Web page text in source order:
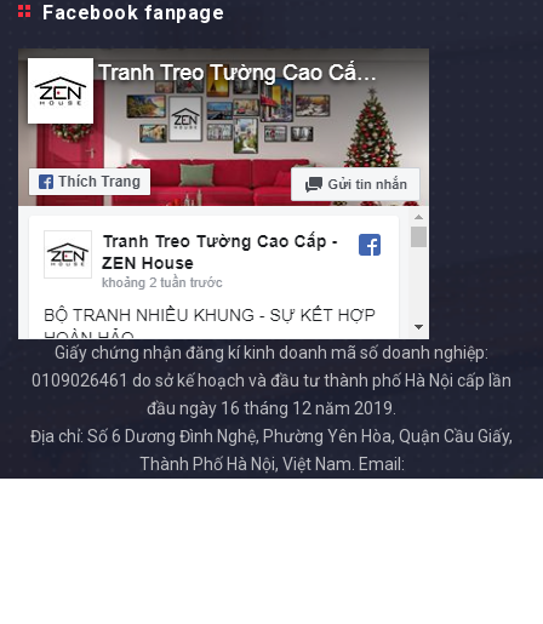
Facebook fanpage
Giấy chứng nhận đăng kí kinh doanh mã số doanh nghiệp:
0109026461 do sở kế hoạch và đầu tư thành phố Hà Nội cấp lần
đầu ngày 16 tháng 12 năm 2019.
Địa chỉ: Số 6 Dương Đình Nghệ, Phường Yên Hòa, Quận Cầu Giấy,
Thành Phố Hà Nội, Việt Nam. Email: